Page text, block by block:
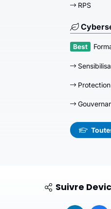
RPS
Protection
Suivre